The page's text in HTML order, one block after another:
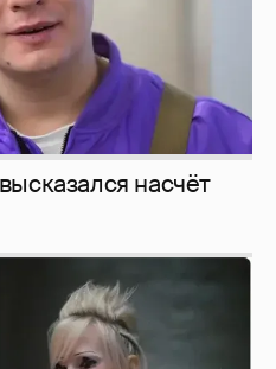
о съёмках для
3